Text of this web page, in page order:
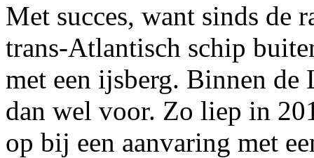
Met succes, want sinds de
trans-Atlantisch schip
met een ijsberg. Binnen
dan wel voor. Zo liep in
op bij een aanvaring met